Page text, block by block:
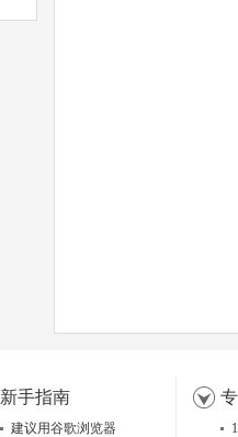
新手指南
建议用谷歌浏览器